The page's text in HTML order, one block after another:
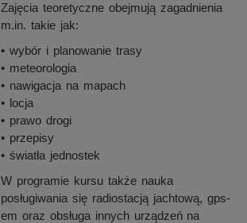
Zajęcia teoretyczne obejmują zagadnienia
m.in. takie jak:
• wybór i planowanie trasy
• meteorologia
• nawigacja na mapach
• locja
• prawo drogi
• przepisy
• światła jednostek
W programie kursu także nauka
posługiwania się radiostacją jachtową, gps-
em oraz obsługa innych urządzeń na